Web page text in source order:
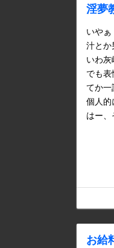
淫夢
いや
汁と
いわ灰
でも
てか一
個人的
はー
お給